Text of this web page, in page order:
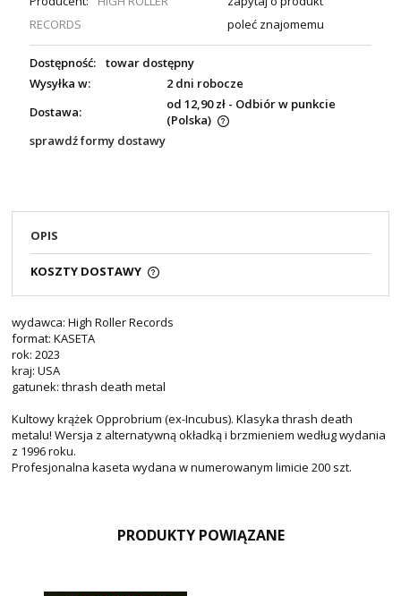
RECORDS
poleć znajomemu
Dostępność:
towar dostępny
Wysyłka w:
2 dni robocze
Dostawa:
od 12,90 zł - Odbiór w punkcie
(Polska)
sprawdź formy dostawy
OPIS
KOSZTY DOSTAWY
wydawca: High Roller Records
format: KASETA
rok: 2023
kraj: USA
gatunek: thrash death metal
Kultowy krążek Opprobrium (ex-Incubus). Klasyka thrash death
metalu! Wersja z alternatywną okładką i brzmieniem według wydania
z 1996 roku.
Profesjonalna kaseta wydana w numerowanym limicie 200 szt.
PRODUKTY POWIĄZANE